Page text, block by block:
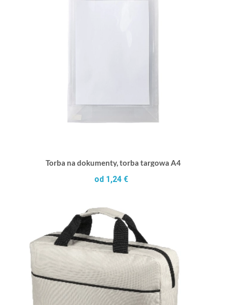
Torba na dokumenty, torba targowa A4
od 1,24 €